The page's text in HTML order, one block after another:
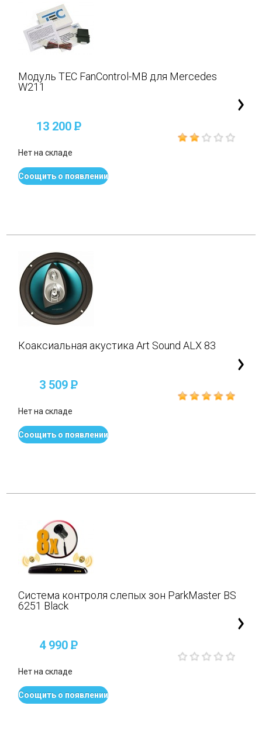
Модуль TEC FanControl-MB для Mercedes
W211
13 200 P
Нет на складе
Соощить о появлении
Коаксиальная акустика Art Sound ALX 83
3 509P
Нет на складе
Соощить о появлении
Система контроля слепых зон ParkMaster BS
6251 Black
4 990P
Нет на складе
Соощить о появлении